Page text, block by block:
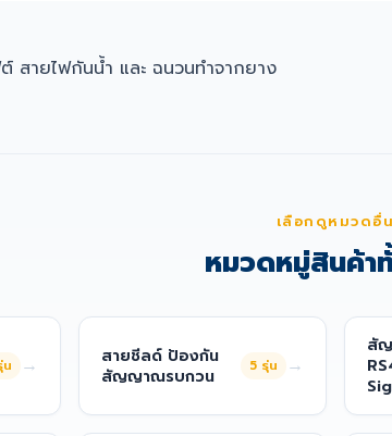
สายไฟกันน้ำ และ ฉนวนทำจากยาง
เลือกดูหมวดอื่น
หมวดหมู่สินค้า
น →
สายชีลด์ ป้องกัน
สัญญาณรบกวน
5 รุ่น →
สั